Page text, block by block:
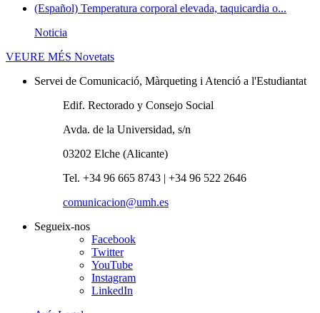
(Español) Temperatura corporal elevada, taquicardia o...
Noticia
VEURE MÉS Novetats
Servei de Comunicació, Màrqueting i Atenció a l'Estudiantat
Edif. Rectorado y Consejo Social
Avda. de la Universidad, s/n
03202 Elche (Alicante)
Tel. +34 96 665 8743 | +34 96 522 2646
comunicacion@umh.es
Segueix-nos
Facebook
Twitter
YouTube
Instagram
LinkedIn